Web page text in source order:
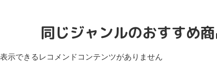
同じジャンルのおすすめ
表示できるレコメンドコンテンツがありません